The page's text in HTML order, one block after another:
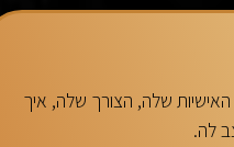
שלה, הצורך שלה, איך
לה.